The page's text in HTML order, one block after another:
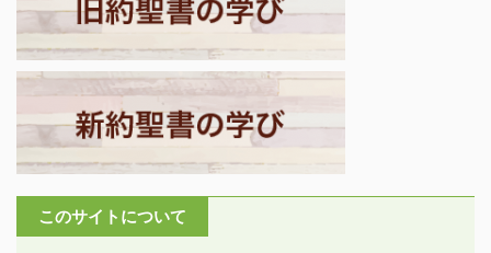
44:2-4「神よ、我らはこ
の耳で聞いていま
す・・・我らの先祖を植
え付けるために、御手を
もって国々の領土を取り
上げ、その枝が伸びるた
めに、国々の民を災いに
落としたのはあなたでし
た。先祖が自分の剣によ
このサイトについて